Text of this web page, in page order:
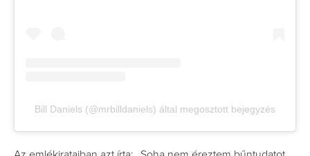
Bill Daniels (@mrbilldaniels) által megosztott bejegyzés